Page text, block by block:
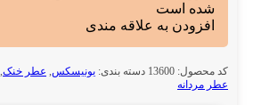
شده است
افزودن به علاقه مندی
کد محصول: 13600 دسته بندی: یونیسکس, عطر خنک,
عطر مردانه